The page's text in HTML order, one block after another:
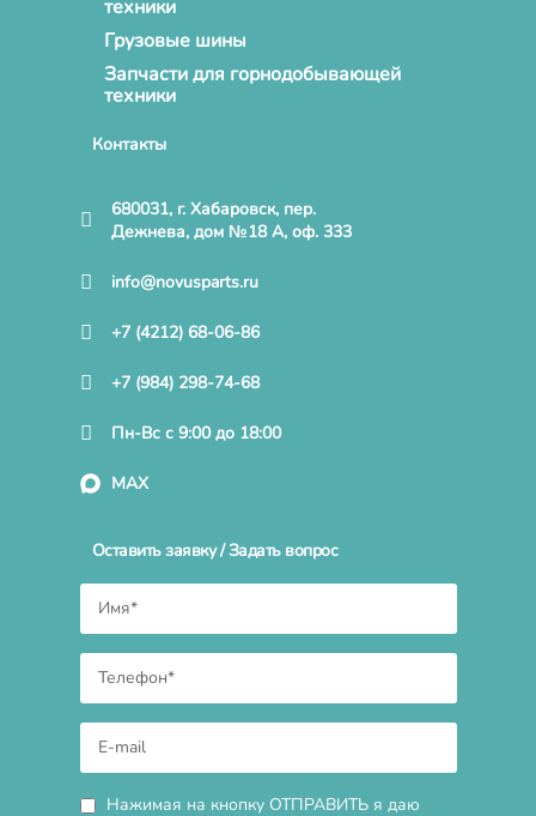
техники
Грузовые шины
Запчасти для горнодобывающей
техники
Контакты
680031, г. Хабаровск, пер.
Дежнева, дом №18 А, оф. 333
info@novusparts.ru
+7 (4212) 68-06-86
+7 (984) 298-74-68
Пн-Вс с 9:00 до 18:00
MAX
Оставить заявку / Задать вопрос
Нажимая на кнопку ОТПРАВИТЬ я даю